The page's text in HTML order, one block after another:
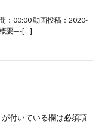
：00:00 動画投稿：2020-
要—-[…]
が付いている欄は必須項